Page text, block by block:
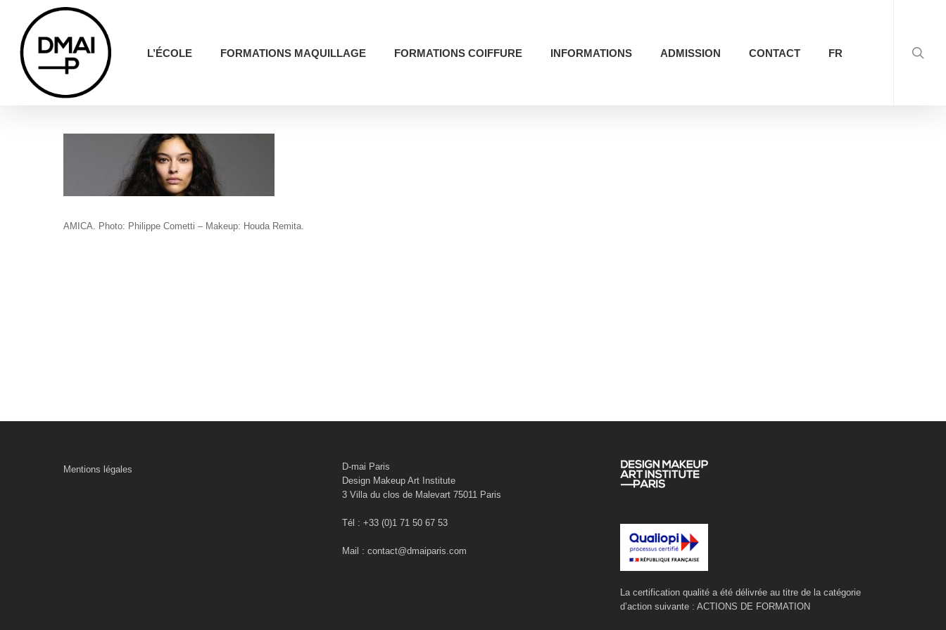
content
L’ÉCOLE FORMATIONS MAQUILLAGE FORMATIONS COIFFURE INFORMATIONS ADMISSION CONTACT FR
AMICA. Photo: Philippe Cometti – Makeup: Houda Remita.
Mentions légales
D-mai Paris
Design Makeup Art Institute
3 Villa du clos de Malevart 75011 Paris
Tél : +33 (0)1 71 50 67 53
Mail : contact@dmaiparis.com
La certification qualité a été délivrée au titre de la catégorie
d’action suivante : ACTIONS DE FORMATION